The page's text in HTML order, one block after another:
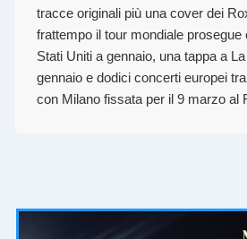
tracce originali più una cover dei
frattempo il tour mondiale prosegue
Stati Uniti a gennaio, una tappa a
gennaio e dodici concerti europei
con Milano fissata per il 9 marzo al